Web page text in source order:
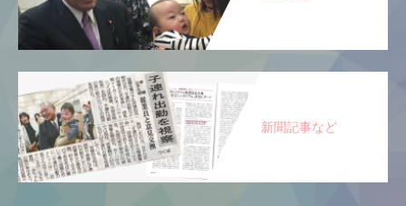
新聞記事など